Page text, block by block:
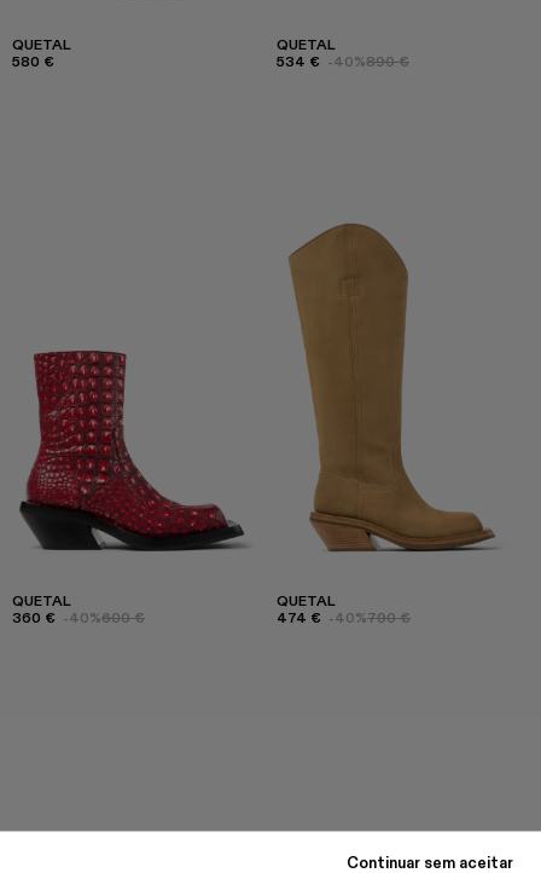
Continuar sem aceitar
QUETAL
580 €
QUETAL
534 € -40%890 €
QUETAL
360 € -40%600 €
QUETAL
474 € -40%790 €